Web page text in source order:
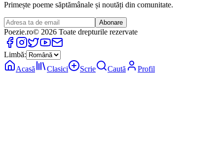
Primește poeme săptămânale și noutăți din comunitate.
Abonare
Poezie.ro© 2026 Toate drepturile rezervate
Limbă:
Acasă
Clasici Scrie Caută Profil